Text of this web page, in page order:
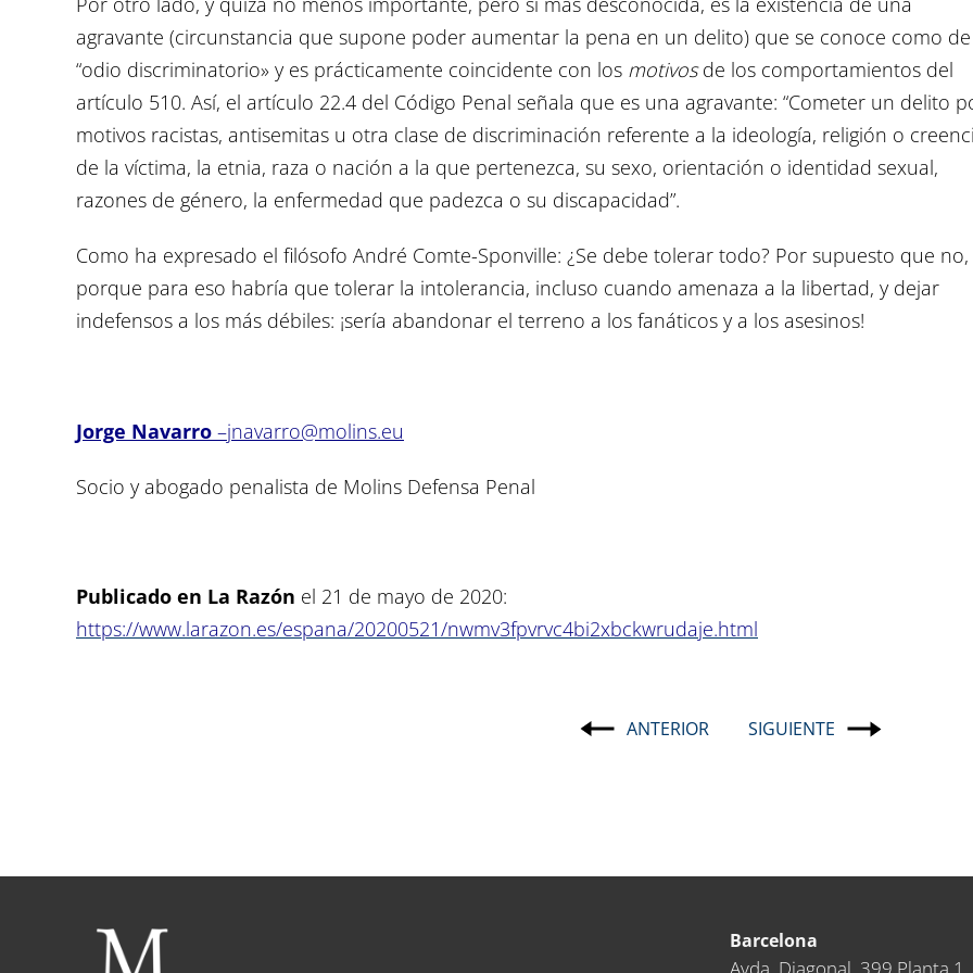
agravante (circunstancia que supone poder aumentar la pena en un delito) que se conoce como de
“odio discriminatorio» y es prácticamente coincidente con los motivosde los comportamientos del
artículo 510. Así, el artículo 22.4 del Código Penal señala que es una agravante: “Cometer un delito
motivos racistas, antisemitas u otra clase de discriminación referente a la ideología, religión o
de la víctima, la etnia, raza o nación a la que pertenezca, su sexo, orientación o identidad sexual,
razones de género, la enfermedad que padezca o su discapacidad”.
Como ha expresado el filósofo André Comte-Sponville: ¿Se debe tolerar todo? Por supuesto que no,
porque para eso habría que tolerar la intolerancia, incluso cuando amenaza a la libertad, y dejar
indefensos a los más débiles: ¡sería abandonar el terreno a los fanáticos y a los asesinos!
Jorge Navarro –jnavarro@molins.eu
Socio y abogado penalista de Molins Defensa Penal
Publicado en La Razón el 21 de mayo de 2020:
https://www.larazon.es/espana/20200521/nwmv3fpvrvc4bi2xbckwrudaje.html
Navegación
ANTERIOR SIGUIENTE
Barcelona